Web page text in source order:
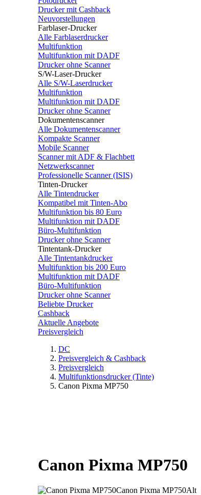
Drucker mit Cashback
Neuvorstellungen
Farblaser-Drucker
Alle Farblaserdrucker
Multifunktion
Multifunktion mit DADF
Drucker ohne Scanner
S/W-Laser-Drucker
Alle S/W-Laserdrucker
Multifunktion
Multifunktion mit DADF
Drucker ohne Scanner
Dokumentenscanner
Alle Dokumentenscanner
Kompakte Scanner
Mobile Scanner
Scanner mit ADF & Flachbett
Netzwerkscanner
Professionelle Scanner (ISIS)
Tinten-Drucker
Alle Tintendrucker
Kompatibel mit Tinten-Abo
Multifunktion bis 80 Euro
Multifunktion mit DADF
Büro-Multifunktion
Drucker ohne Scanner
Tintentank-Drucker
Alle Tintentankdrucker
Multifunktion bis 200 Euro
Multifunktion mit DADF
Büro-Multifunktion
Drucker ohne Scanner
Beliebte Drucker
Cashback
Aktuelle Angebote
Preisvergleich
DC
Preisvergleich & Cashback
Preisvergleich
Multifunktionsdrucker (Tinte)
Canon Pixma MP750
Canon Pixma MP750
Canon Pixma MP750Alt